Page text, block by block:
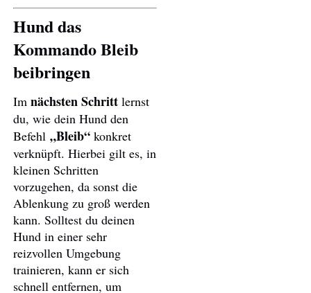
Hund das
Kommando Bleib
beibringen
Im nächsten Schritt lernst
du, wie dein Hund den
Befehl „Bleib“ konkret
verknüpft. Hierbei gilt es, in
kleinen Schritten
vorzugehen, da sonst die
Ablenkung zu groß werden
kann. Solltest du deinen
Hund in einer sehr
reizvollen Umgebung
trainieren, kann er sich
schnell entfernen, um